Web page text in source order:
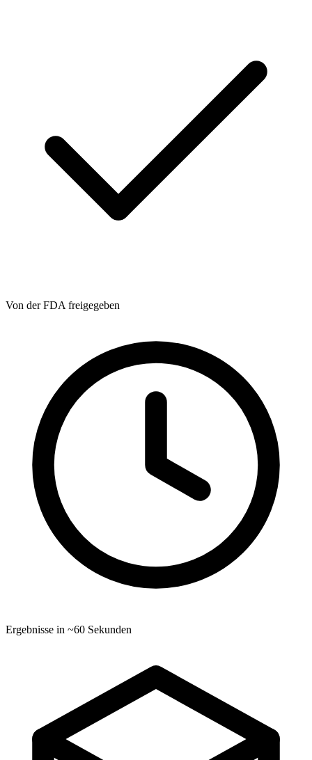
Von der FDA freigegeben
Ergebnisse in ~60 Sekunden